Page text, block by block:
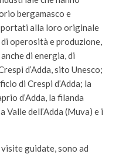
bergamasco e
alla loro originale
operosità e produzione,
di energia, di
d’Adda, sito Unesco;
di Crespi d’Adda; la
d’Adda, la filanda
Valle dell’Adda (Muva) e i
guidate, sono ad